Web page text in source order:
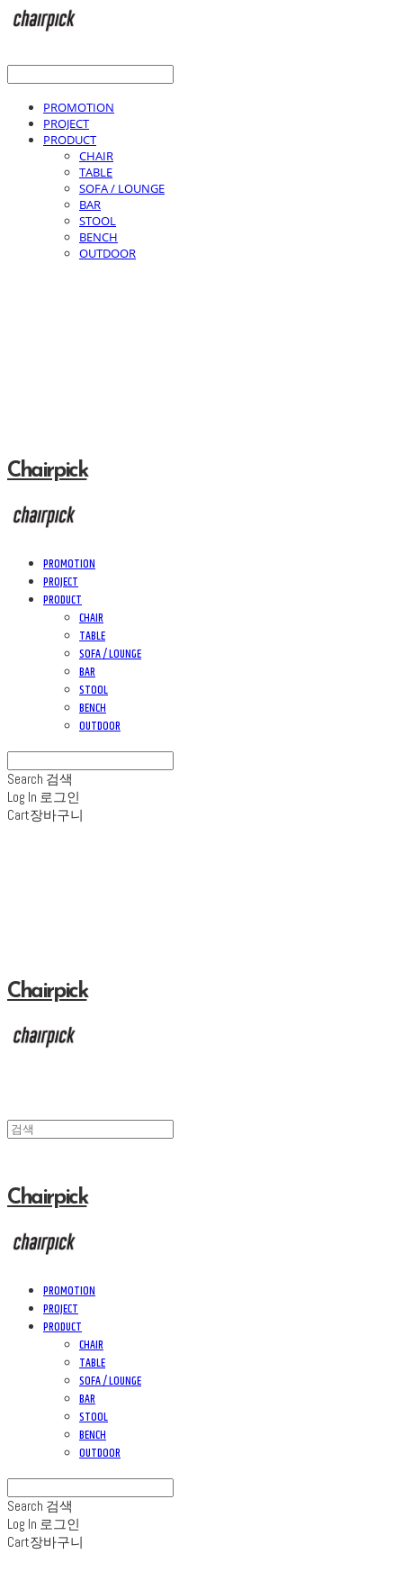
PROMOTION
PROJECT
PRODUCT
CHAIR
TABLE
SOFA / LOUNGE
BAR
STOOL
BENCH
OUTDOOR
Chairpick
PROMOTION
PROJECT
PRODUCT
CHAIR
TABLE
SOFA / LOUNGE
BAR
STOOL
BENCH
OUTDOOR
Search 검색
Log In 로그인
Cart장바구니
Chairpick
Chairpick
PROMOTION
PROJECT
PRODUCT
CHAIR
TABLE
SOFA / LOUNGE
BAR
STOOL
BENCH
OUTDOOR
Search 검색
Log In 로그인
Cart장바구니